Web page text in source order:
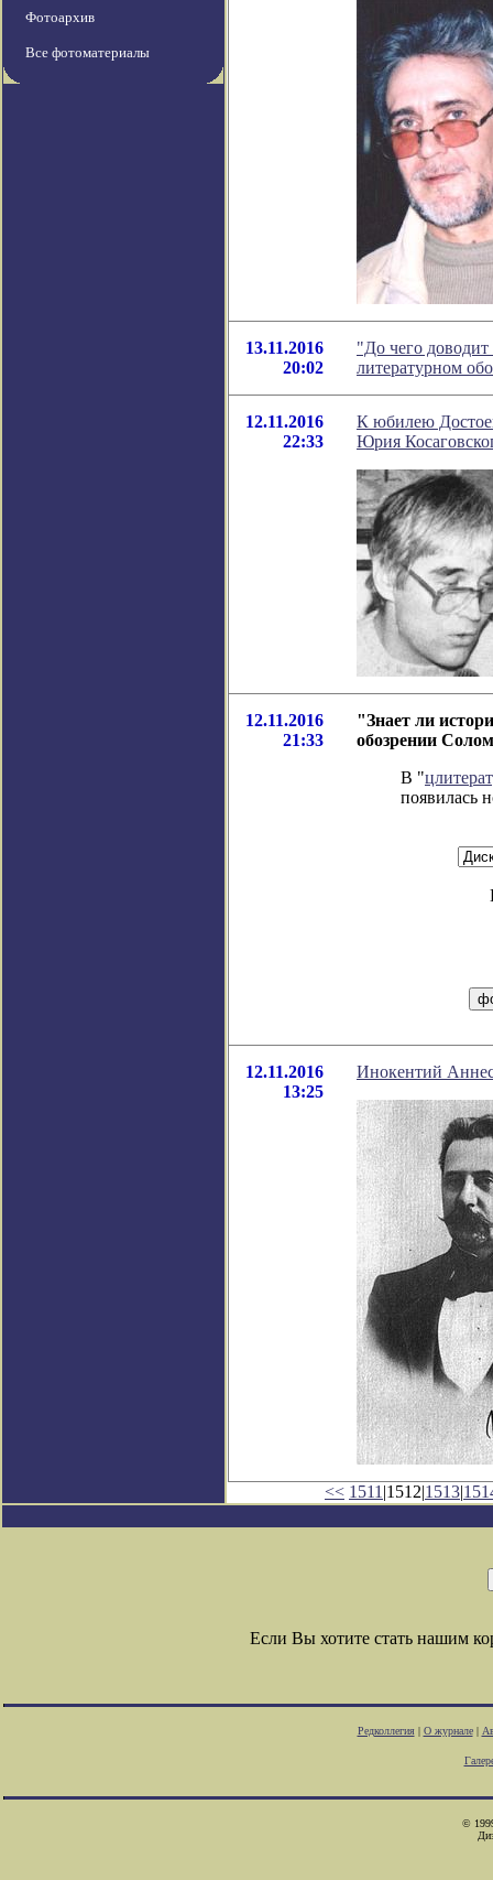
Фотоархив
Все фотоматериалы
13.11.2016
20:02
"До чего доводит
литературном
12.11.2016
22:33
К юбилею
Юрия
12.11.2016
21:33
"Знает ли
обозрении
В "
появилась
12.11.2016
13:25
Инокентий
<< 1511 |1512|1513|
Если Вы хотите стать нашим
Редколлегия| О журнале|
©